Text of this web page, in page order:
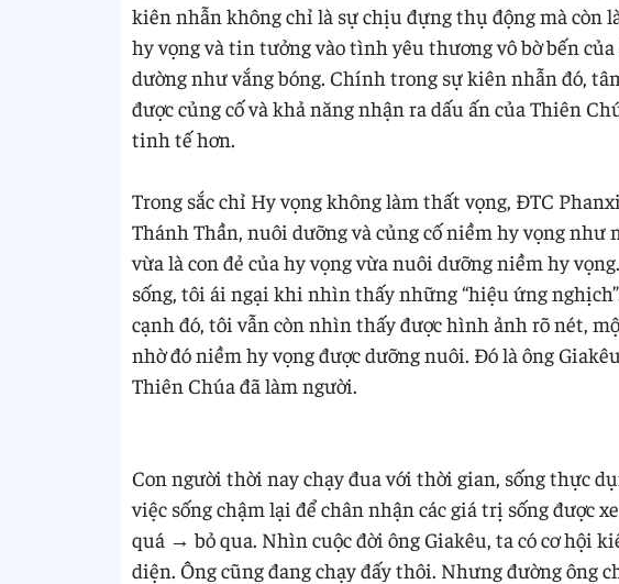
kiên nhẫn không chỉ là sự chịu đựng thụ động mà còn
hy vọng và tin tưởng vào tình yêu thương vô bờ bến
dường như vắng bóng. Chính trong sự kiên nhẫn đó,
được củng cố và khả năng nhận ra dấu ấn của Thiên
tinh tế hơn.
Trong sắc chỉ Hy vọng không làm thất vọng, ĐTC
Thánh Thần, nuôi dưỡng và củng cố niềm hy vọng như
vừa là con đẻ của hy vọng vừa nuôi dưỡng niềm hy
sống, tôi ái ngại khi nhìn thấy những “hiệu ứng
cạnh đó, tôi vẫn còn nhìn thấy được hình ảnh rõ nét,
nhờ đó niềm hy vọng được dưỡng nuôi. Đó là ông
Thiên Chúa đã làm người.
Con người thời nay chạy đua với thời gian, sống thực
việc sống chậm lại để chân nhận các giá trị sống được
quá → bỏ qua. Nhìn cuộc đời ông Giakêu, ta có cơ hội
diện. Ông cũng đang chạy đấy thôi. Nhưng đường ông